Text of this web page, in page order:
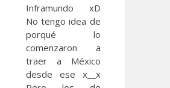
Inframundo xD
No tengo idea de
porqué lo
comenzaron a
traer a México
desde ese x__x